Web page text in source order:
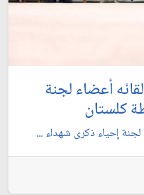
أعضاء لجنة
كلستان
لجنة إحياء ذكرى شهداء ...